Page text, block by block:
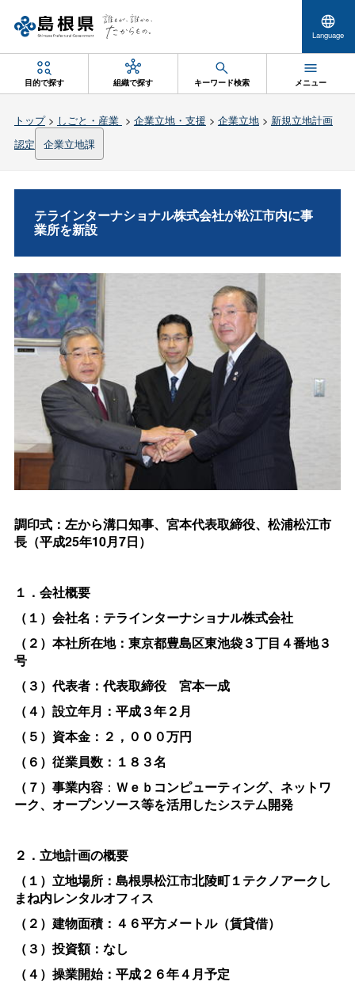
Language
目的で探す 組織で探す キーワード検索 メニュー
トップ> しごと・産業 > 企業立地・支援 > 企業立地> 新規立地計画
認定
企業立地課
テラインターナショナル株式会社が松江市内に事
業所を新設
調印式：左から溝口知事、宮本代表取締役、松浦松江市
長（平成25年10月7日）
１．会社概要
（１）会社名：テラインターナショナル株式会社
（２）本社所在地：東京都豊島区東池袋３丁目４番地３
号
（３）代表者：代表取締役 宮本一成
（４）設立年月：平成３年２月
（５）資本金：２，０００万円
（６）従業員数：１８３名
（７）事業内容： Ｗｅｂコンピューティング、ネットワ
ーク、オープンソース等を活用したシステム開発
２．立地計画の概要
（１）立地場所：島根県松江市北陵町１テクノアークし
まね内レンタルオフィス
（２）建物面積：４６平方メートル（賃貸借）
（３）投資額：なし
（４）操業開始：平成２６年４月予定